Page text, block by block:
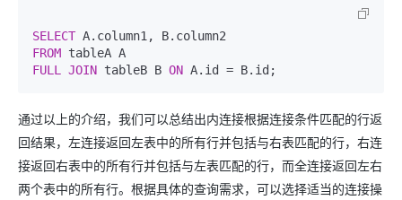
SELECT
FROM
FULL
JOIN tableB B ON
通过以上的介绍，我们可以总结出内连接根据连接条件匹配的行返
回结果，左连接返回左表中的所有行并包括与右表匹配的行，右连
接返回右表中的所有行并包括与左表匹配的行，而全连接返回左右
两个表中的所有行。根据具体的查询需求，可以选择适当的连接操